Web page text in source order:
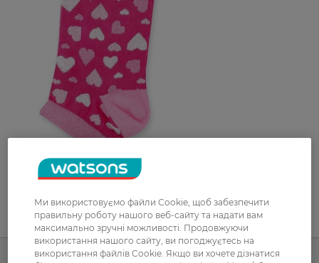
UA RU
Ми використовуємо файли Cookie, щоб забезпечити
правильну роботу нашого веб-сайту та надати вам
максимально зручні можливості. Продовжуючи
використання нашого сайту, ви погоджуєтесь на
використання файлів Cookie. Якщо ви хочете дізнатися